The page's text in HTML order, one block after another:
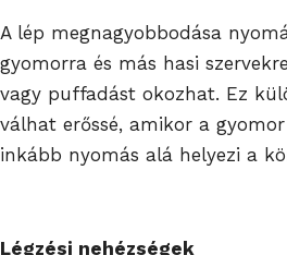
A lép megnagyobbodása
gyomorra és más hasi
vagy puffadást okozhat. Ez
válhat erőssé, amikor a
inkább nyomás alá helyezi a
Légzési nehézségek